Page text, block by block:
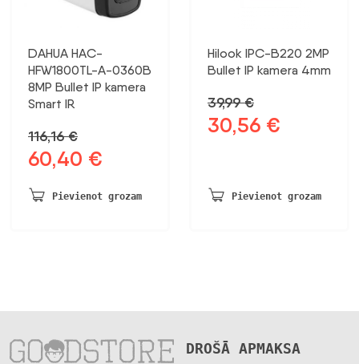
DAHUA HAC-
HFW1800TL-A-0360B
8MP Bullet IP kamera
Smart IR
116,16€
Sākotnējā
cena
bija:
60,40 €
ir:
Pievienot grozam
Hilook IPC-B220 2MP
Bullet IP kamera 4mm
39,99€
Sākotnējā
cena
30,56 €
Pievienot grozam
DROŠĀ APMAKSA